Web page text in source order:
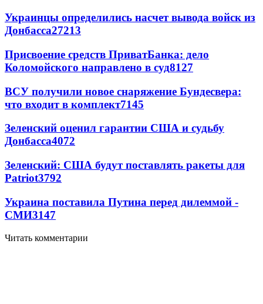
Украинцы определились насчет вывода войск из
Донбасса27213
Присвоение средств ПриватБанка: дело
Коломойского направлено в суд8127
ВСУ получили новое снаряжение Бундесвера:
что входит в комплект7145
Зеленский оценил гарантии США и судьбу
Донбасса4072
Зеленский: США будут поставлять ракеты для
Patriot3792
Украина поставила Путина перед дилеммой -
СМИ3147
Читать комментарии